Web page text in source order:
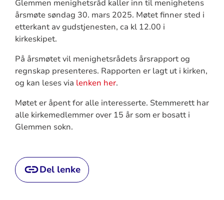
Glemmen menighetsråd kaller inn til menighetens
årsmøte søndag 30. mars 2025. Møtet finner sted i
etterkant av gudstjenesten, ca kl 12.00 i
kirkeskipet.
På årsmøtet vil menighetsrådets årsrapport og
regnskap presenteres. Rapporten er lagt ut i kirken,
og kan leses via lenken her.
Møtet er åpent for alle interesserte. Stemmerett har
alle kirkemedlemmer over 15 år som er bosatt i
Glemmen sokn.
Del lenke